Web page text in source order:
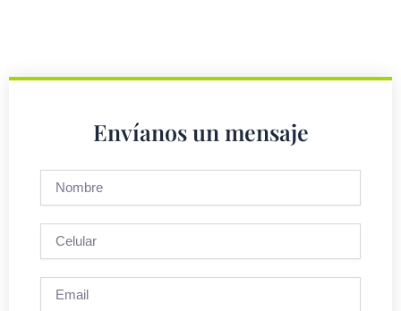
Envíanos un mensaje